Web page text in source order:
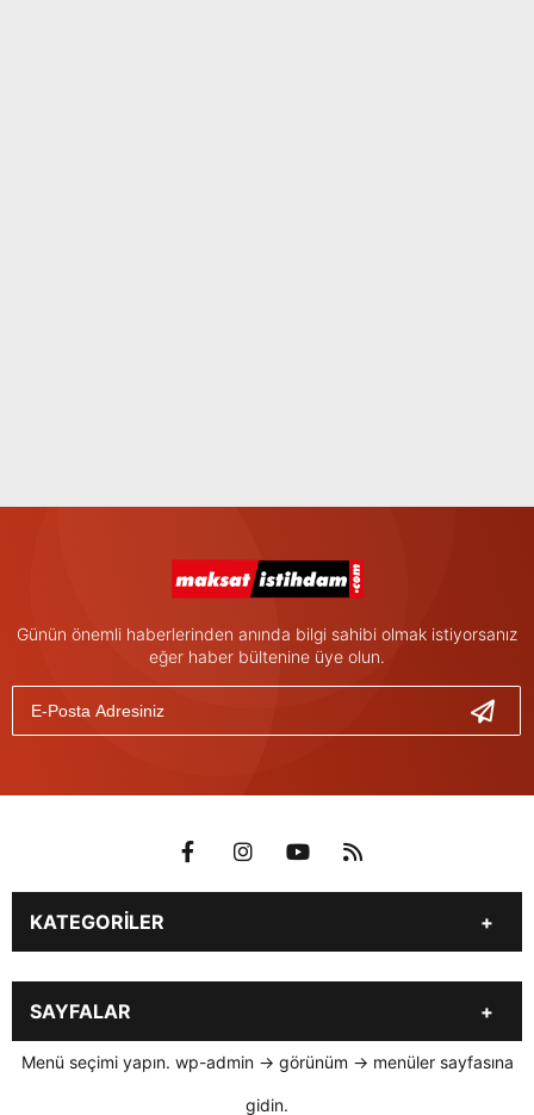
Günün önemli haberlerinden anında bilgi sahibi olmak istiyorsanız
eğer haber bültenine üye olun.
KATEGORİLER
İŞ İLANLARI
GÜNDEM
EKONOMİ
SENDİKALAR
KOBİ - ESNAF
SAYFALAR
Menü seçimi yapın. wp-admin -> görünüm -> menüler sayfasına
gidin.